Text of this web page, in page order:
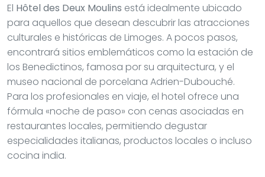
El Hôtel des Deux Moulins está idealmente ubicado
para aquellos que desean descubrir las atracciones
culturales e históricas de Limoges. A pocos pasos,
encontrará sitios emblemáticos como la estación de
los Benedictinos, famosa por su arquitectura, y el
museo nacional de porcelana Adrien-Dubouché.
Para los profesionales en viaje, el hotel ofrece una
fórmula «noche de paso» con cenas asociadas en
restaurantes locales, permitiendo degustar
especialidades italianas, productos locales o incluso
cocina india.